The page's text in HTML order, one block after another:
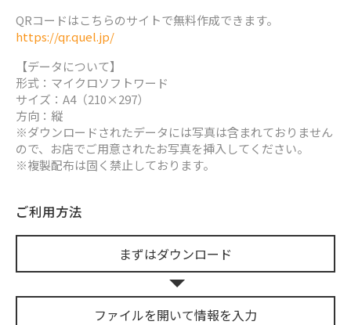
QRコードはこちらのサイトで無料作成できます。
https://qr.quel.jp/
【データについて】
形式：マイクロソフトワード
サイズ：A4（210×297）
方向：縦
※ダウンロードされたデータには写真は含まれておりません
ので、お店でご用意されたお写真を挿入してください。
※複製配布は固く禁止しております。
ご利用方法
まずはダウンロード
ファイルを開いて情報を入力